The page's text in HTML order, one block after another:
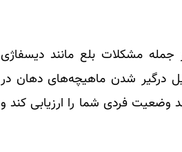
مشکلات بلع مانند دیسفاژی
درگیر شدن ماهیچه‌های دهان در
فردی شما را ارزیابی کند و